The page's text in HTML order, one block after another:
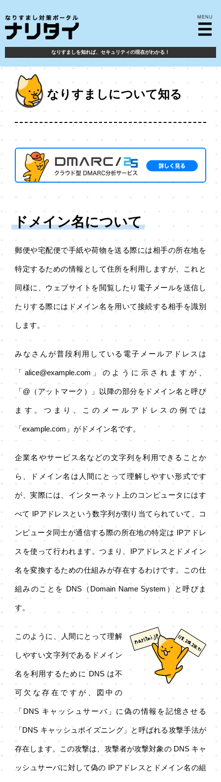
なりすましを知れば、 セキュリティの現在がわかる！
なりすましについて知る
ドメイン名について
郵便や宅配便で手紙や荷物を送る際には相手の所在地を
特定するための情報として住所を利用しますが、これと
同様に、ウェブサイトを閲覧したり電子メールを送信し
たりする際にはドメイン名を用いて接続する相手を識別
します。
みなさんが普段利用している電子メールアドレスは
「alice@example.com」のように示されますが、
「@（アットマーク）」以降の部分をドメイン名と呼び
ます。つまり、このメールアドレスの例では
「example.com」がドメイン名です。
企業名やサービス名などの文字列を利用できることか
ら、ドメイン名は人間にとって理解しやすい形式です
が、実際には、インターネット上のコンピュータにはす
べて IPアドレスという数字列が割り当てられていて、コ
ンピュータ同士が通信する際の所在地の特定は IPアドレ
スを使って行われます。つまり、IPアドレスとドメイン
名を変換するための仕組みが存在するわけです。この仕
組みのことを DNS（Domain Name System）と呼びま
す。
このように、人間にとって理解
しやすい文字列であるドメイン
名を利用するために DNS は不
可欠な存在ですが、図中の
「DNS キャッシュサーバ」に偽の情報を記憶させる
「DNS キャッシュポイズニング」と呼ばれる攻撃手法が
存在します。この攻撃は、攻撃者が攻撃対象の DNS キャ
ッシュサーバに対して偽の IPアドレスとドメイン名の組